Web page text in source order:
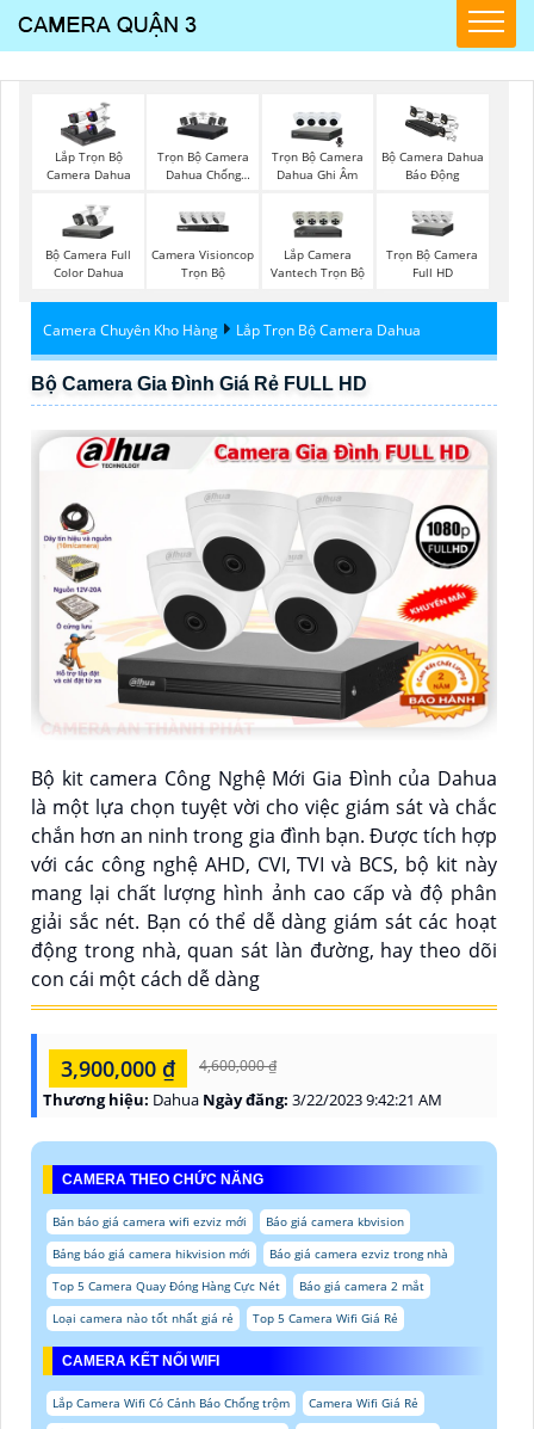
Lắp Trọn Bộ
Camera Dahua
Trọn Bộ Camera
Dahua Chống
Trọn Bộ Camera
Dahua Ghi Âm
Bộ Camera Dahua
Báo Động
Bộ Camera Full
Color Dahua
Camera Visioncop
Trọn Bộ
Lắp Camera
Vantech Trọn Bộ
Trọn Bộ Camera
Full HD
Camera Chuyên Kho Hàng Lắp Trọn Bộ Camera Dahua
Bộ Camera Gia Đình Giá Rẻ FULL HD
Bộ kit camera Công Nghệ Mới Gia Đình của Dahua
là một lựa chọn tuyệt vời cho việc giám sát và chắc
chắn hơn an ninh trong gia đình bạn. Được tích hợp
với các công nghệ AHD, CVI, TVI và BCS, bộ kit này
mang lại chất lượng hình ảnh cao cấp và độ phân
giải sắc nét. Bạn có thể dễ dàng giám sát các hoạt
động trong nhà, quan sát làn đường, hay theo dõi
con cái một cách dễ dàng
3,900,000 ₫ 4,600,000 ₫
Thương hiệu: Dahua Ngày đăng: 3/22/2023 9:42:21 AM
CAMERA THEO CHỨC NĂNG
Bản báo giá camera wifi ezviz mới
Báo giá camera kbvision
Bảng báo giá camera hikvision mới
Báo giá camera ezviz trong nhà
Top 5 Camera Quay Đóng Hàng Cực Nét
Báo giá camera 2 mắt
Loại camera nào tốt nhất giá rẻ
Top 5 Camera Wifi Giá Rẻ
CAMERA KẾT NỐI WIFI
Lắp Camera Wifi Có Cảnh Báo Chống trộm
Camera Wifi Giá Rẻ